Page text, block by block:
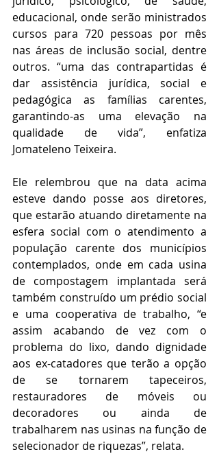
educacional, onde serão ministrados
cursos para 720 pessoas por mês
nas áreas de inclusão social, dentre
outros. “uma das contrapartidas é
dar assistência jurídica, social e
pedagógica as famílias carentes,
garantindo-as uma elevação na
qualidade de vida”, enfatiza
Jomateleno Teixeira.
Ele relembrou que na data acima
esteve dando posse aos diretores,
que estarão atuando diretamente na
esfera social com o atendimento a
população carente dos municípios
contemplados, onde em cada usina
de compostagem implantada será
também construído um prédio social
e uma cooperativa de trabalho, “e
assim acabando de vez com o
problema do lixo, dando dignidade
aos ex-catadores que terão a opção
de se tornarem tapeceiros,
restauradores de móveis ou
decoradores ou ainda de
trabalharem nas usinas na função de
selecionador de riquezas”, relata.